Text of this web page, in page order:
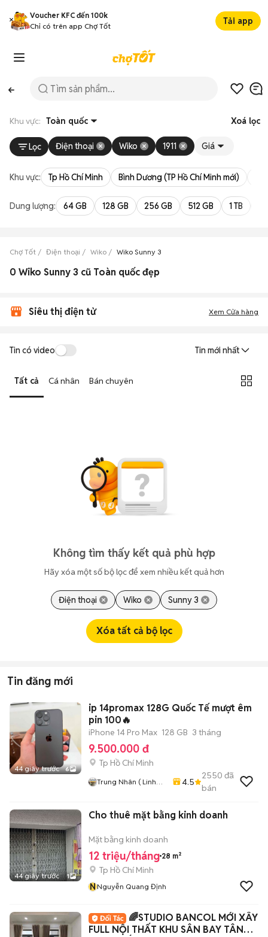
Voucher KFC đến 100k
Chỉ có trên app Chợ Tốt
Tải app
Khu vực: Toàn quốc Xoá lọc
Lọc Điện thoại Wiko 1911 Giá
Khu vực: Tp Hồ Chí Minh Bình Dương (TP Hồ Chí Minh mới)
Dung lượng: 64 GB 128 GB 256 GB 512 GB 1 TB
Chợ Tốt Điện thoại Wiko Wiko Sunny 3
0 Wiko Sunny 3 cũ Toàn quốc đẹp
Siêu thị điện tử Xem Cửa hàng
Tin có video Tin mới nhất
Tất cả Cá nhân Bán chuyên
Không tìm thấy kết quả phù hợp
Hãy xóa một số bộ lọc để xem nhiều kết quả hơn
Điện thoại Wiko Sunny 3
Xóa tất cả bộ lọc
Tin đăng mới
44 giây trước 6
ip 14promax 128G Quốc Tế mượt êm
pin 100🔥
iPhone 14 Pro Max 128 GB 3 tháng
9.500.000 đ
Tp Hồ Chí Minh
Trung Nhân ( Linh
4.5
2550 đã
bán
44 giây trước 1
Cho thuê mặt bằng kinh doanh
Mặt bằng kinh doanh
12 triệu/tháng 28 m²
Tp Hồ Chí Minh
NNguyễn Quang Định
🌈STUDIO BANCOL MỚI XÂY
FULL NỘI THẤT KHU SÂN BAY TÂN